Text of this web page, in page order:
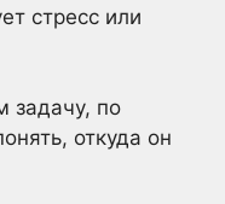
стресс или
задачу, по
откуда он